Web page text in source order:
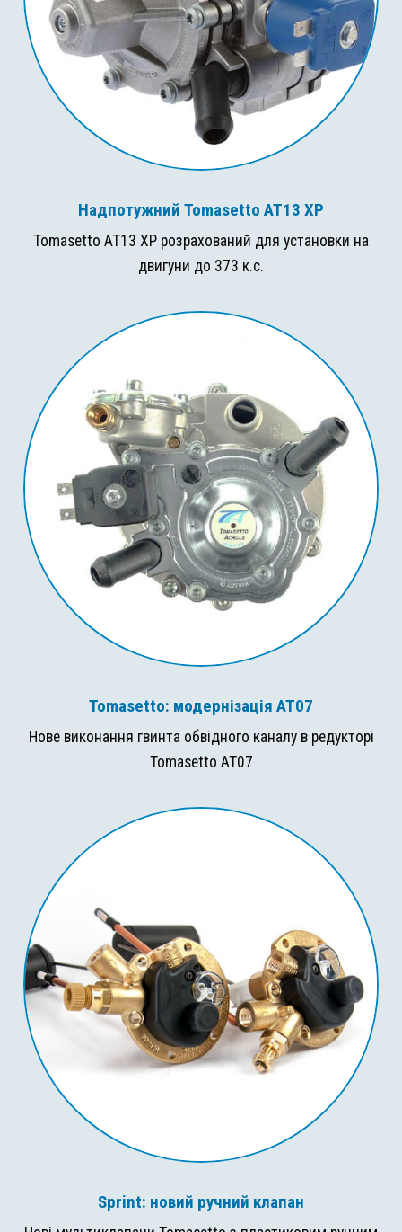
Надпотужний Tomasetto AT13 XP
Tomasetto AT13 XP розрахований для установки на
двигуни до 373 к.с.
Tomasetto: модернізація AT07
Нове виконання гвинта обвідного каналу в редукторі
Tomasetto AT07
Sprint: новий ручний клапан